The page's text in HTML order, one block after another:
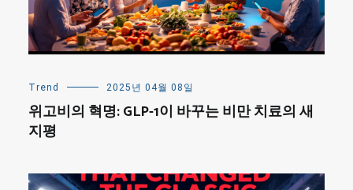
Trend 2025년 04월 08일
위고비의 혁명: GLP-1이 바꾸는 비만 치료의 새
지평